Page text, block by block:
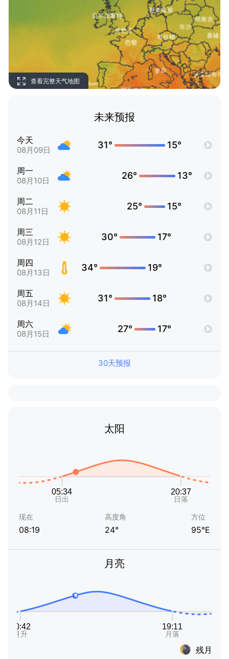
查看完整天气地图
未来预报
今天
08月09日 31° 15°
周一
08月10日 26° 13°
周二
08月11日 25° 15°
周三
08月12日 30° 17°
周四
08月13日 34° 19°
周五
08月14日 31° 18°
周六
08月15日 27° 17°
30天预报
太阳
现在
08:19
高度角
24°
方位
95°E
月亮
残月